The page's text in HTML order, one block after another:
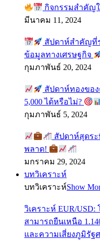
กิจกรรมสำคัญ
มีนาคม 11, 2024
สัปดาห์สำคัญที่
ข้อมูลทางเศรษฐกิจ
กุมภาพันธ์ 20, 2024
สัปดาห์ทองของ
5,000 ได้หรือไม่?
กุมภาพันธ์ 5, 2024
สัปดาห์สุดร
พลาด!
มกราคม 29, 2024
บทวิเคราะห์
บทวิเคราะห์Show
วิเคราะห์ EUR/
สามารถยืนเหนือ
และความเสี่ยงภูมิรัฐ